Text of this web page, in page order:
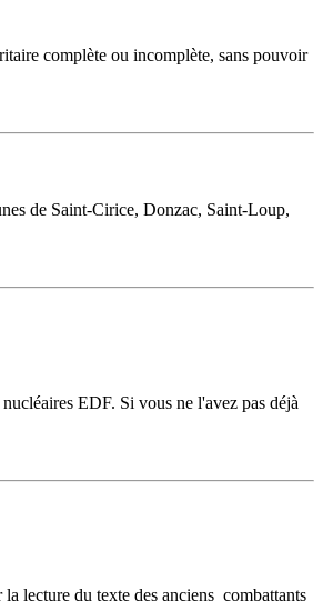
complète ou incomplète, sans pouvoir
de Saint-Cirice, Donzac, Saint-Loup,
EDF. Si vous ne l'avez pas déjà
lecture du texte des anciens combattants